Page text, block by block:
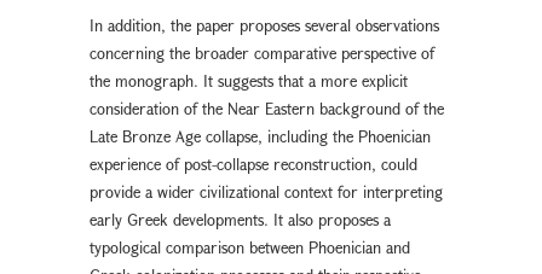
In addition, the paper proposes several observations
concerning the broader comparative perspective of
the monograph. It suggests that a more explicit
consideration of the Near Eastern background of the
Late Bronze Age collapse, including the Phoenician
experience of post-collapse reconstruction, could
provide a wider civilizational context for interpreting
early Greek developments. It also proposes a
typological comparison between Phoenician and